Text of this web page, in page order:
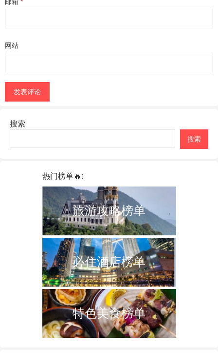
网站
搜索
搜索
热门榜单🔥:
旅游攻略榜单
必住酒店榜单
特色美食榜单